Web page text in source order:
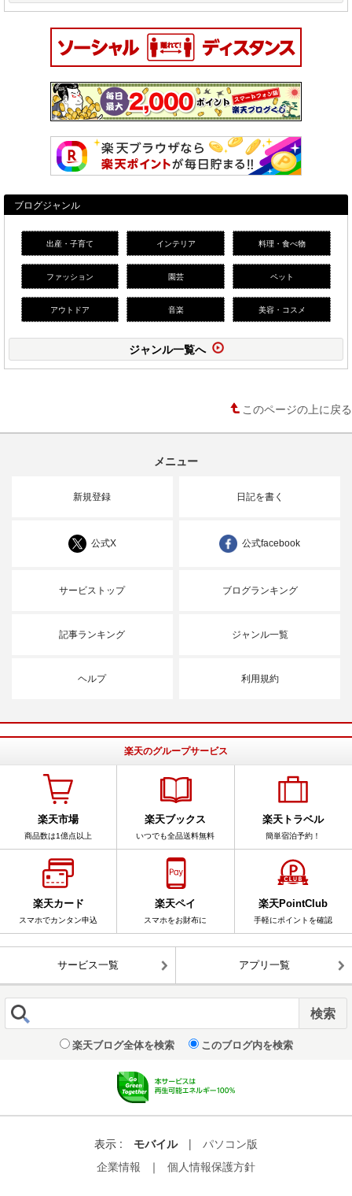
ブログジャンル
出産・子育て インテリア 料理・食べ物
ファッション 園芸 ペット
アウトドア 音楽 美容・コスメ
ジャンル一覧へ
このページの上に戻る
メニュー
新規登録 日記を書く
公式X 公式facebook
サービストップ ブログランキング
記事ランキング ジャンル一覧
ヘルプ 利用規約
楽天のグループサービス
楽天市場
商品数は1億点以上
楽天ブックス
いつでも全品送料無料
楽天トラベル
簡単宿泊予約！
楽天カード
スマホでカンタン申込
楽天ペイ
スマホをお財布に
楽天PointClub
手軽にポイントを確認
サービス一覧 アプリ一覧
楽天ブログ全体を検索 このブログ内を検索
表示 : モバイル |
パソコン版
企業情報
｜ 個人情報保護方針